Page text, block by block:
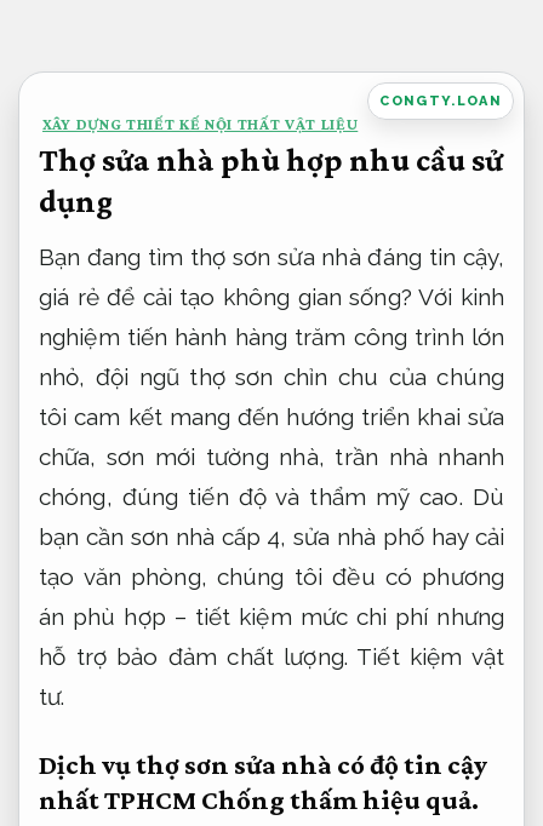
nội
dung
CONGTY.LOAN
XÂY DỰNG THIẾT KẾ NỘI THẤT VẬT LIỆU
Thợ sửa nhà phù hợp nhu cầu sử
dụng
Bạn đang tìm thợ sơn sửa nhà đáng tin cậy,
giá rẻ để cải tạo không gian sống? Với kinh
nghiệm tiến hành hàng trăm công trình lớn
nhỏ, đội ngũ thợ sơn chỉn chu của chúng
tôi cam kết mang đến hướng triển khai sửa
chữa, sơn mới tường nhà, trần nhà nhanh
chóng, đúng tiến độ và thẩm mỹ cao. Dù
bạn cần sơn nhà cấp 4, sửa nhà phố hay cải
tạo văn phòng, chúng tôi đều có phương
án phù hợp – tiết kiệm mức chi phí nhưng
hỗ trợ bảo đảm chất lượng. Tiết kiệm vật
tư.
Dịch vụ thợ sơn sửa nhà có độ tin cậy
nhất TPHCM Chống thấm hiệu quả.